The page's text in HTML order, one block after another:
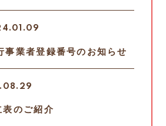
事業者登録番号のお知らせ
のご紹介